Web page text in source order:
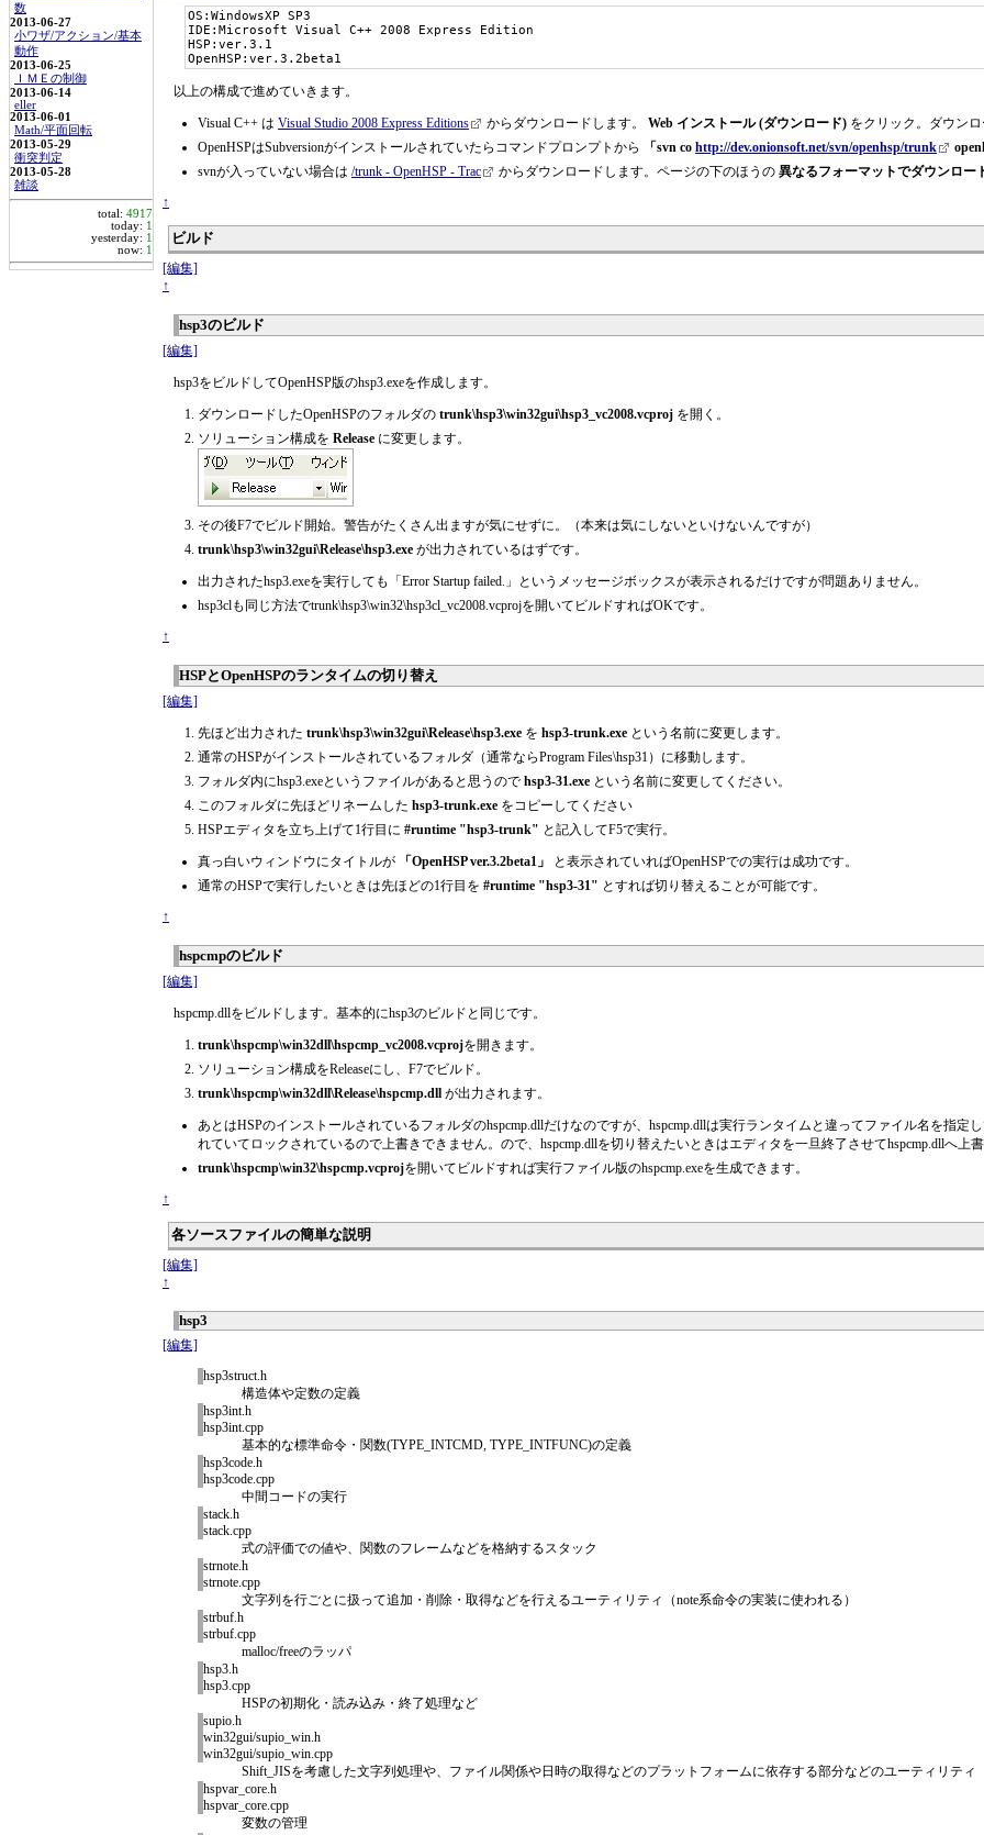
数
2013-06-27
小ワザ/アクション/基本
動作
2013-06-25
ＩＭＥの制御
2013-06-14
eller
2013-06-01
Math/平面回転
2013-05-29
衝突判定
2013-05-28
雑談
total: 4917
today: 1
yesterday: 1
now: 1
OS:WindowsXP SP3
IDE:Microsoft Visual C++ 2008 Express Edition
HSP:ver.3.1
OpenHSP:ver.3.2beta1
以上の構成で進めていきます。
Visual C++ は Visual Studio 2008 Express Editions からダウンロードします。 Web インストール (ダウンロード) をクリック。ダウン
OpenHSPはSubversionがインストールされていたらコマンドプロンプトから
「svn co http://dev.onionsoft.net/svn/openhsp/trunk
svnが入っていない場合は /trunk - OpenHSP - Trac からダウンロードします。ページの下のほうの 異なるフォーマットでダウンロー
↑
ビルド
[編集]
↑
hsp3のビルド
[編集]
hsp3をビルドしてOpenHSP版のhsp3.exeを作成します。
ダウンロードしたOpenHSPのフォルダの trunk\hsp3\win32gui\hsp3_vc2008.vcproj を開く。
ソリューション構成を Release に変更します。
その後F7でビルド開始。警告がたくさん出ますが気にせずに。（本来は気にしないといけないんですが）
trunk\hsp3\win32gui\Release\hsp3.exe が出力されているはずです。
出力されたhsp3.exeを実行しても「Error Startup failed.」というメッセージボックスが表示されるだけですが問題ありません。
hsp3clも同じ方法でtrunk\hsp3\win32\hsp3cl_vc2008.vcprojを開いてビルドすればOKです。
↑
HSPとOpenHSPのランタイムの切り替え
[編集]
先ほど出力された trunk\hsp3\win32gui\Release\hsp3.exe を hsp3-trunk.exe という名前に変更します。
通常のHSPがインストールされているフォルダ（通常ならProgram Files\hsp31）に移動します。
フォルダ内にhsp3.exeというファイルがあると思うので hsp3-31.exe という名前に変更してください。
このフォルダに先ほどリネームした hsp3-trunk.exe をコピーしてください
HSPエディタを立ち上げて1行目に #runtime "hsp3-trunk" と記入してF5で実行。
真っ白いウィンドウにタイトルが 「OpenHSP ver.3.2beta1」
と表示されていればOpenHSPでの実行は成功です。
通常のHSPで実行したいときは先ほどの1行目を #runtime "hsp3-31" とすれば切り替えることが可能です。
↑
hspcmpのビルド
[編集]
hspcmp.dllをビルドします。基本的にhsp3のビルドと同じです。
trunk\hspcmp\win32dll\hspcmp_vc2008.vcprojを開きます。
ソリューション構成をReleaseにし、F7でビルド。
trunk\hspcmp\win32dll\Release\hspcmp.dll が出力されます。
あとはHSPのインストールされているフォルダのhspcmp.dllだけなのですが、hspcmp.dllは実行ランタイムと違ってファイル名を指
れていてロックされているので上書きできません。ので、hspcmp.dllを切り替えたいときはエディタを一旦終了させてhspcmp.dllへ上
trunk\hspcmp\win32\hspcmp.vcprojを開いてビルドすれば実行ファイル版のhspcmp.exeを生成できます。
↑
各ソースファイルの簡単な説明
[編集]
↑
hsp3
[編集]
hsp3struct.h
構造体や定数の定義
hsp3int.h
hsp3int.cpp
基本的な標準命令・関数(TYPE_INTCMD, TYPE_INTFUNC)の定義
hsp3code.h
hsp3code.cpp
中間コードの実行
stack.h
stack.cpp
式の評価での値や、関数のフレームなどを格納するスタック
strnote.h
strnote.cpp
文字列を行ごとに扱って追加・削除・取得などを行えるユーティリティ（note系命令の実装に使われる）
strbuf.h
strbuf.cpp
malloc/freeのラッパ
hsp3.h
hsp3.cpp
HSPの初期化・読み込み・終了処理など
supio.h
win32gui/supio_win.h
win32gui/supio_win.cpp
Shift_JISを考慮した文字列処理や、ファイル関係や日時の取得などのプラットフォームに依存する部分などのユーティリティ
hspvar_core.h
hspvar_core.cpp
変数の管理